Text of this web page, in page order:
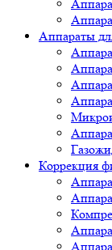
Аппараты
Коррекция